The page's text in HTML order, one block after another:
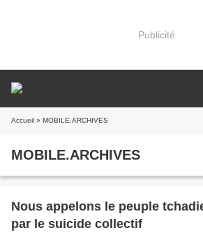
Publicité
Accueil » MOBILE.ARCHIVES
MOBILE.ARCHIVES
Nous appelons le peuple
par le suicide collectif